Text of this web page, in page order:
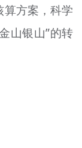
算方案，科学
山银山”的转